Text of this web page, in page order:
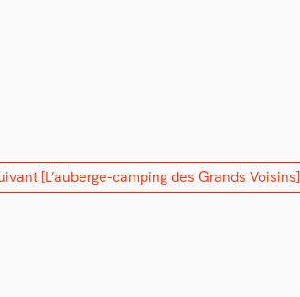
[L’auberge-camping des Grands Voisins]